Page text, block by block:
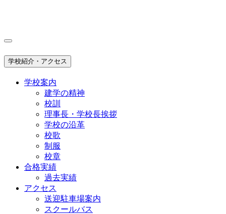
学校紹介・アクセス
学校案内
建学の精神
校訓
理事長・学校長挨拶
学校の沿革
校歌
制服
校章
合格実績
過去実績
アクセス
送迎駐車場案内
スクールバス